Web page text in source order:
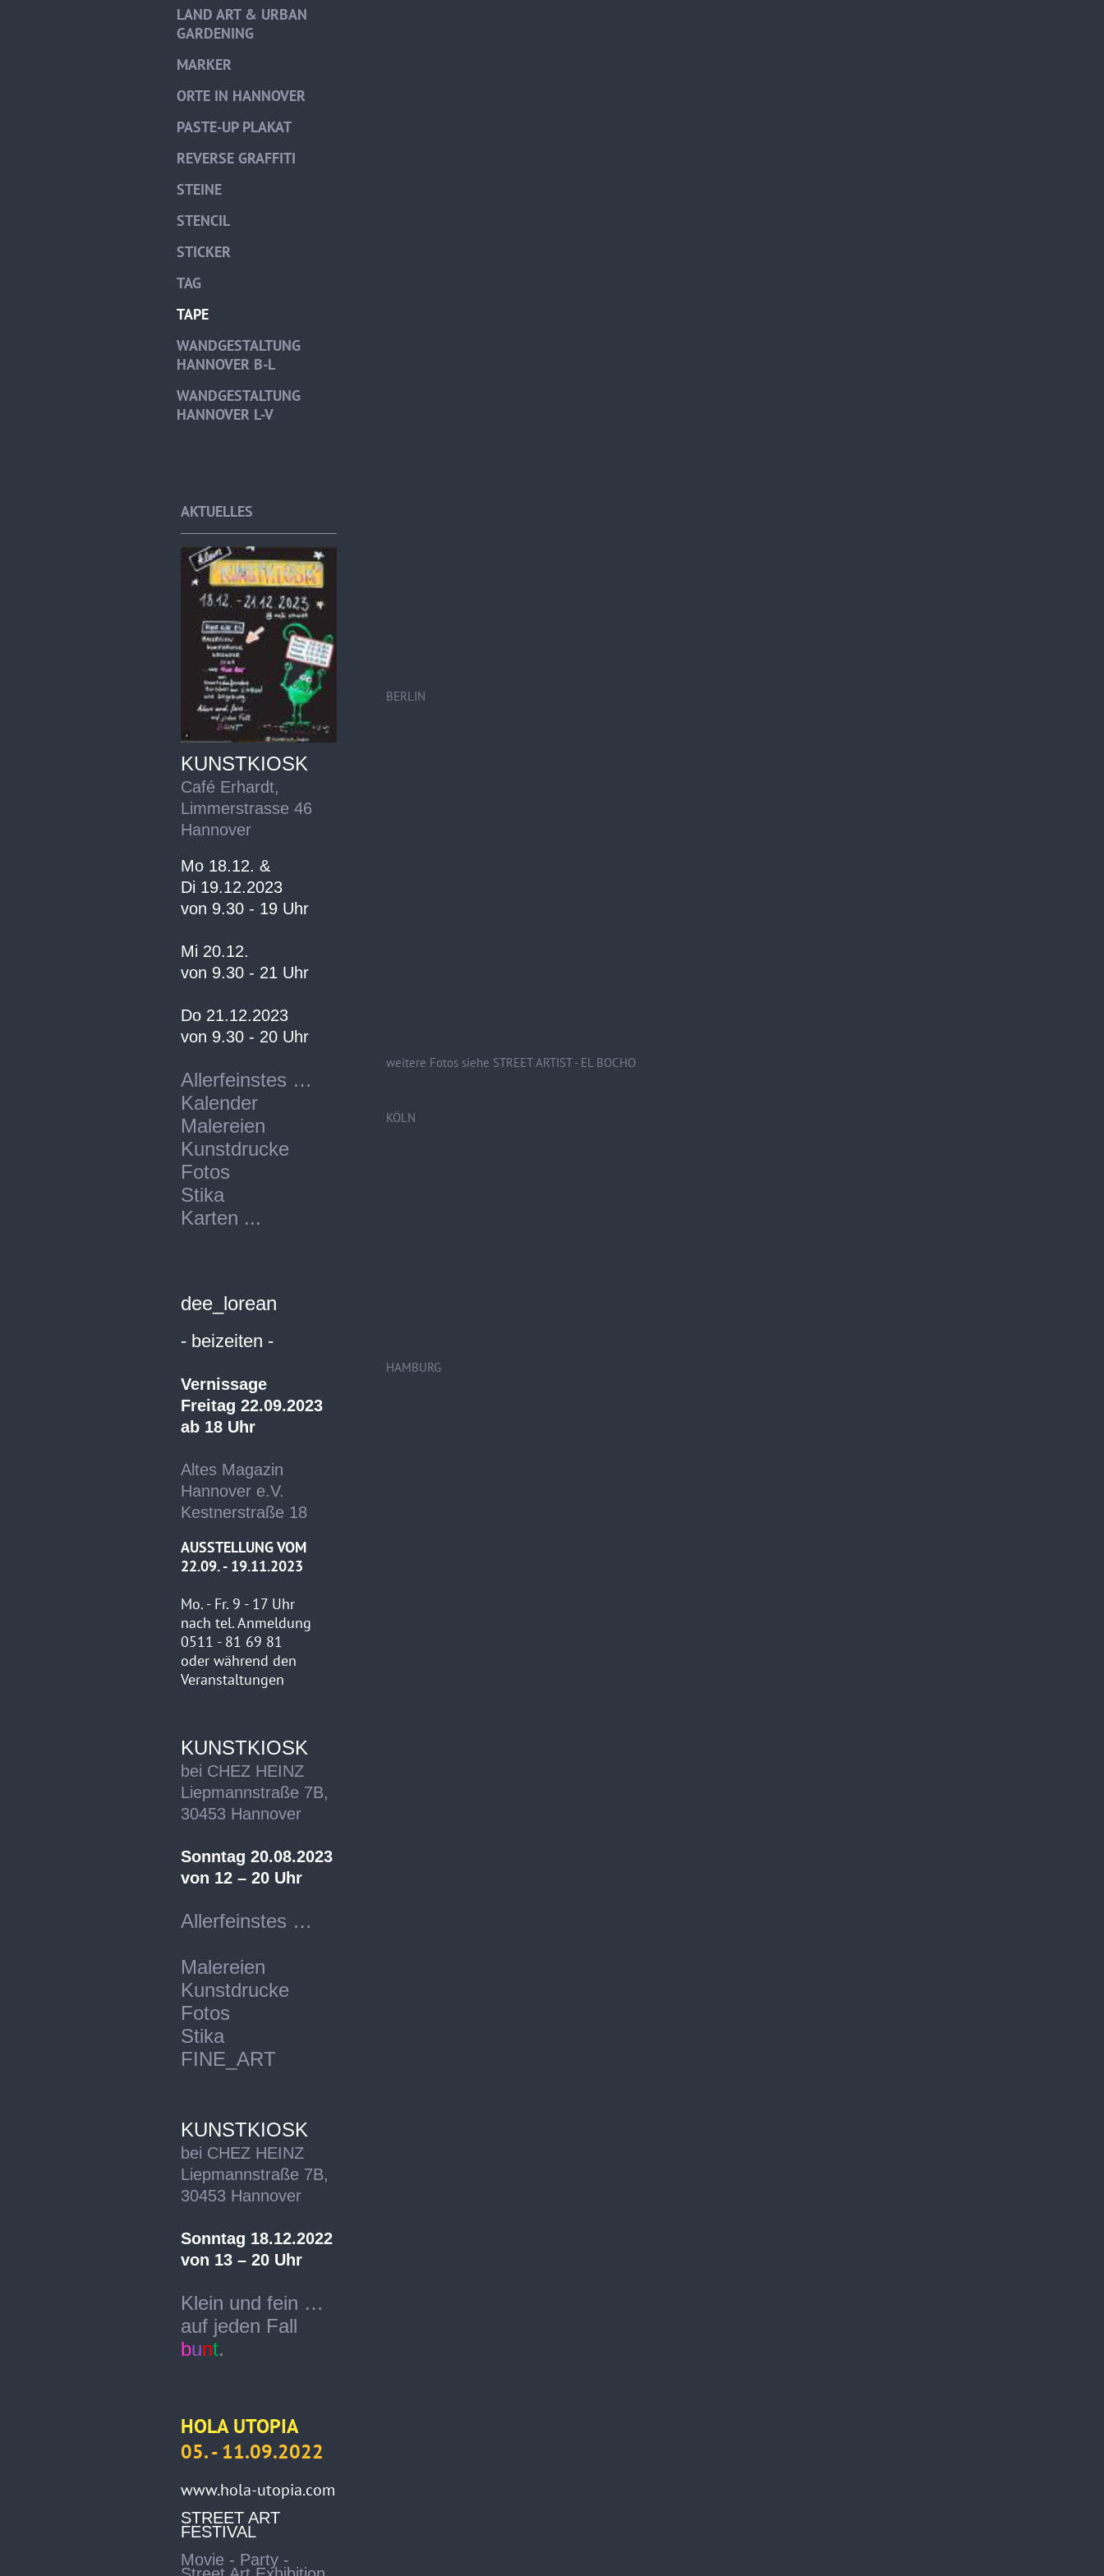
LAND ART & URBAN
GARDENING
MARKER
ORTE IN HANNOVER
PASTE-UP PLAKAT
REVERSE GRAFFITI
STEINE
STENCIL
STICKER
TAG
TAPE
WANDGESTALTUNG
HANNOVER B-L
WANDGESTALTUNG
HANNOVER L-V
AKTUELLES
KUNSTKIOSK
Café Erhardt,
Limmerstrasse 46
Hannover
Mo 18.12. &
Di 19.12.2023
von 9.30 - 19 Uhr
Mi 20.12.
von 9.30 - 21 Uhr
Do 21.12.2023
von 9.30 - 20 Uhr
Allerfeinstes …
Kalender
Malereien
Kunstdrucke
Fotos
Stika
Karten ...
dee_lorean
- beizeiten -
Vernissage
Freitag 22.09.2023
ab 18 Uhr
Altes Magazin
Hannover e.V.
Kestnerstraße 18
AUSSTELLUNG VOM
22.09. - 19.11.2023
Mo. - Fr. 9 - 17 Uhr
nach tel. Anmeldung
0511 - 81 69 81
oder während den
Veranstaltungen
KUNSTKIOSK
bei CHEZ HEINZ
Liepmannstraße 7B,
30453 Hannover
Sonntag 20.08.2023
von 12 – 20 Uhr
Allerfeinstes …
Malereien
Kunstdrucke
Fotos
Stika
FINE_ART
KUNSTKIOSK
bei CHEZ HEINZ
Liepmannstraße 7B,
30453 Hannover
Sonntag 18.12.2022
von 13 – 20 Uhr
Klein und fein …
auf jeden Fall
bunt.
HOLA UTOPIA
05. - 11.09.2022
www.hola-utopia.com
STREET ART
FESTIVAL
Movie - Party -
BERLIN
weitere Fotos siehe STREET ARTIST - EL BOCHO
KÖLN
HAMBURG